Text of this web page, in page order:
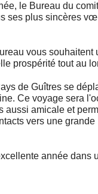
le Bureau du
ses plus sincères
vous souhaitent
prospérité tout au
Guîtres se
Ce voyage sera
aussi amicale et
vers une
année dans